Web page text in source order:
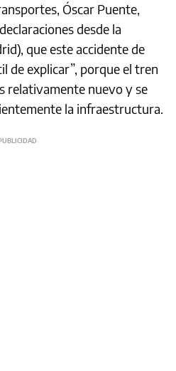
Óscar Puente,
desde la
que este accidente de
de explicar”, porque el tren
relativamente nuevo y se
la infraestructura.